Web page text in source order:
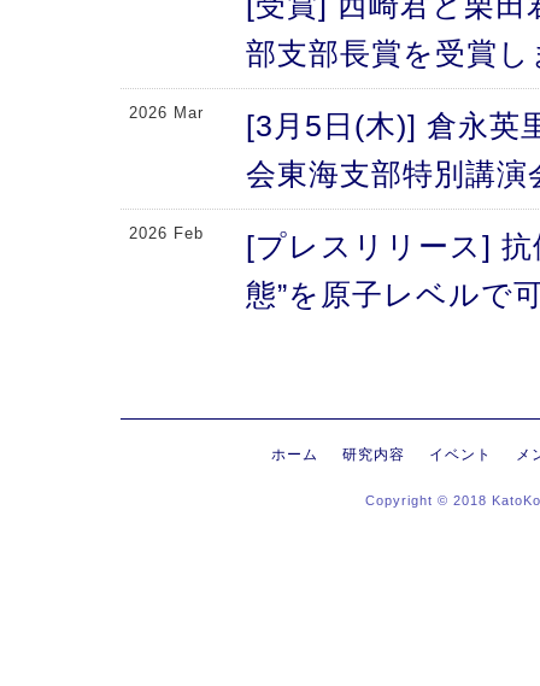
部支部長賞を受賞
2026 Mar
[3月5日(木)] 倉永英
会東海支部特別講
2026 Feb
[プレスリリース]
態”を原子レベルで
[プレスリリース]
にする抗体のFc領
る高次構造評価の
ホーム 研究内容 イベント メ
Copyright © 2018